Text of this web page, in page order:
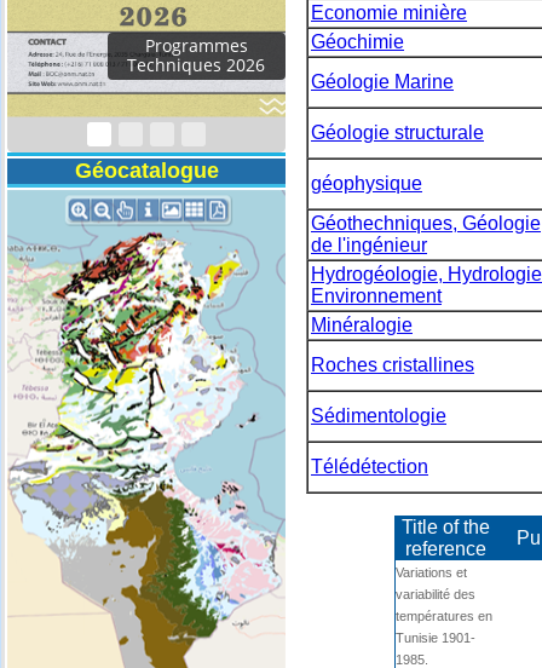
Programmes
Techniques 2026
Géocatalogue
Economie minière
Géochimie
Géologie Marine
Géologie structurale
géophysique
Géothechniques, Géologie
de l'ingénieur
Hydrogéologie,
Environnement
Minéralogie
Roches cristallines
Sédimentologie
Télédétection
Title of the
reference
Variations et
variabilité des
températures en
Tunisie 1901-
1985.